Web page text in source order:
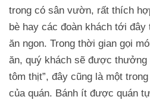
trong có sân vườn, rất thích
bè hay các đoàn khách tới
ăn ngon. Trong thời gian gọi
ăn, quý khách sẽ được thưởng
tôm thịt”, đây cũng là một
của quán. Bánh ít được quán